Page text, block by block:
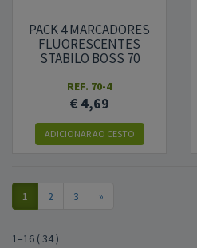
PACK 4 MARCADORES
FLUORESCENTES
STABILO BOSS 70
REF. 70-4
€ 4,69
ADICIONAR AO CESTO
1 2 3 »
1–16 (34)